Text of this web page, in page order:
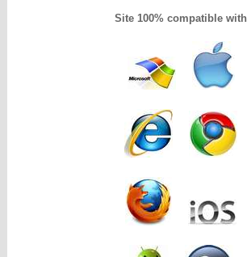
Site 100% compatible with